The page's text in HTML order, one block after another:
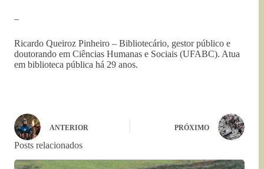
–
Ricardo Queiroz Pinheiro – Bibliotecário, gestor público e
doutorando em Ciências Humanas e Sociais (UFABC). Atua
em biblioteca pública há 29 anos.
ANTERIOR PRÓXIMO
Posts relacionados